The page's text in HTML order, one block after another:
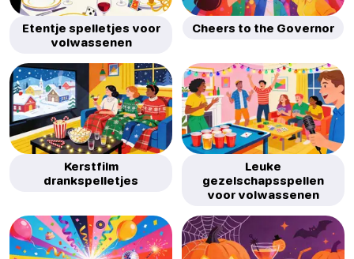
Etentje spelletjes voor
volwassenen
Cheers to the Governor
Kerstfilm
drankspelletjes
Leuke
gezelschapsspellen
voor volwassenen